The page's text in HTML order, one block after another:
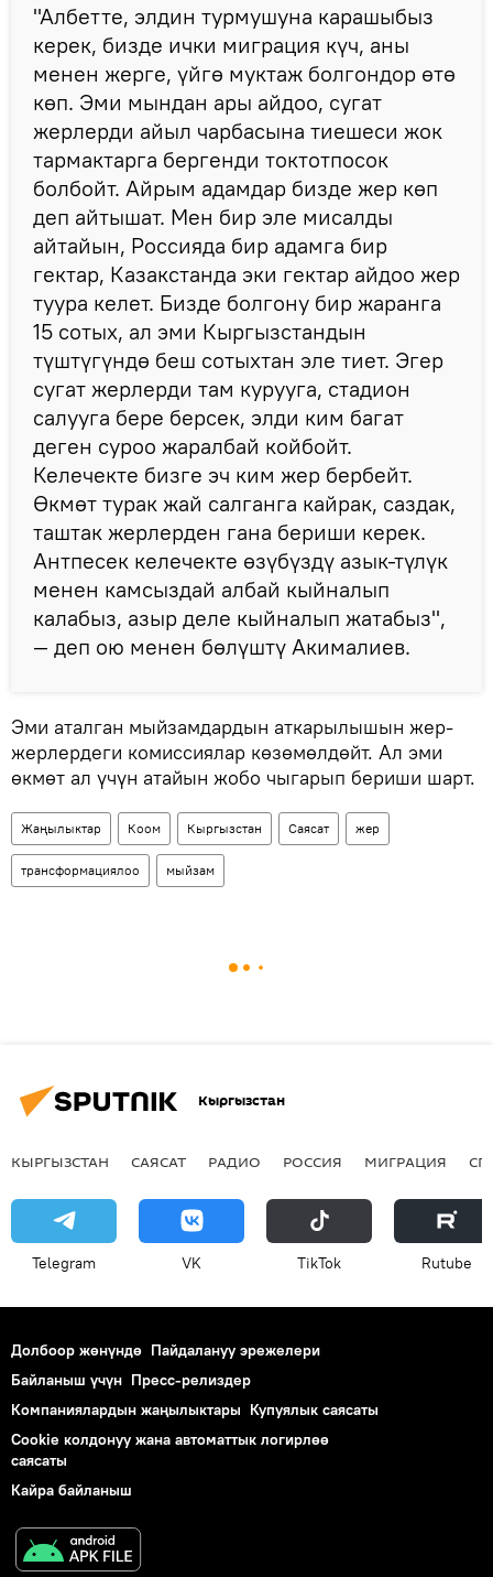
"Албетте, элдин турмушуна карашыбыз
керек, бизде ички миграция күч, аны
менен жерге, үйгө муктаж болгондор өтө
көп. Эми мындан ары айдоо, сугат
жерлерди айыл чарбасына тиешеси жок
тармактарга бергенди токтотпосок
болбойт. Айрым адамдар бизде жер көп
деп айтышат. Мен бир эле мисалды
айтайын, Россияда бир адамга бир
гектар, Казакстанда эки гектар айдоо жер
туура келет. Бизде болгону бир жаранга
15 сотых, ал эми Кыргызстандын
түштүгүндө беш сотыхтан эле тиет. Эгер
сугат жерлерди там курууга, стадион
салууга бере берсек, элди ким багат
деген суроо жаралбай койбойт.
Келечекте бизге эч ким жер бербейт.
Өкмөт турак жай салганга кайрак, саздак,
таштак жерлерден гана бериши керек.
Антпесек келечекте өзүбүздү азык-түлүк
менен камсыздай албай кыйналып
калабыз, азыр деле кыйналып жатабыз",
— деп ою менен бөлүштү Акималиев.
Эми аталган мыйзамдардын аткарылышын жер-
жерлердеги комиссиялар көзөмөлдөйт. Ал эми
өкмөт ал үчүн атайын жобо чыгарып бериши шарт.
Жаңылыктар Коом Кыргызстан Саясат жер
трансформациялоо мыйзам
Кыргызстан
КЫРГЫЗСТАН САЯСАТ РАДИО РОССИЯ МИГРАЦИЯ
Telegram VK ТikТоk Rutube
Долбоор жөнүндө Пайдалануу эрежелери
Байланыш үчүн Пресс-релиздер
Компаниялардын жаңылыктары Купуялык саясаты
Cookie колдонуу жана автоматтык логирлөө
саясаты
Кайра байланыш